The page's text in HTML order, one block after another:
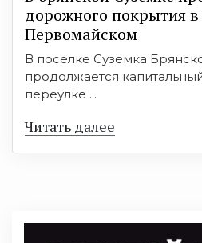
дорожного покрытия в
Первомайском
В поселке Суземка
продолжается
переулке ...
Читать далее